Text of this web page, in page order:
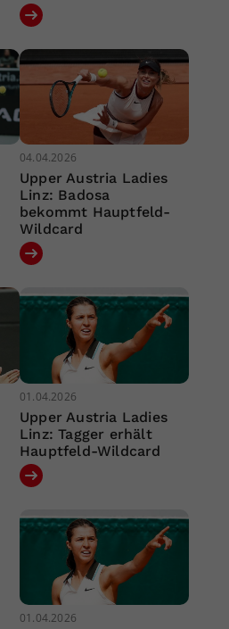
04.04.2026
Upper Austria Ladies
Linz: Badosa
bekommt Hauptfeld-
Wildcard
01.04.2026
Upper Austria Ladies
Linz: Tagger erhält
Hauptfeld-Wildcard
01.04.2026